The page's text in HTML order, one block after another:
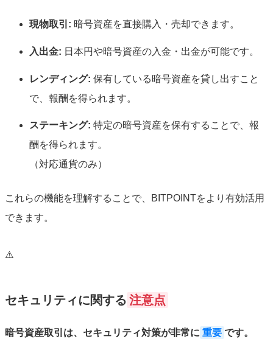
現物取引: 暗号資産を直接購入・売却できます。
入出金: 日本円や暗号資産の入金・出金が可能です。
レンディング: 保有している暗号資産を貸し出すこと
で、報酬を得られます。
ステーキング: 特定の暗号資産を保有することで、報
酬を得られます。
（対応通貨のみ）
これらの機能を理解することで、BITPOINTをより有効活用
できます。
⚠️
セキュリティに関する 注意点
暗号資産取引は、セキュリティ対策が非常に 重要 です。